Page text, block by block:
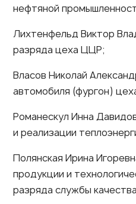
нефтяной
Лихтенфельд Виктор
разряда цеха ЦЦР;
Власов Николай
автомобиля (фургон)
Романескул Инна
и реализации
Полянская Ирина
продукции и
разряда службы